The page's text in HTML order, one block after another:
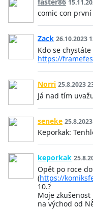
comic con první
Zack 26.10.2023
Kdo se chystáte
https://
Norri 25.8.2023
Já nad tím
seneke
Keporkak:
keporkak
Opět po roce
(https://
10.?
Moje
na východ od